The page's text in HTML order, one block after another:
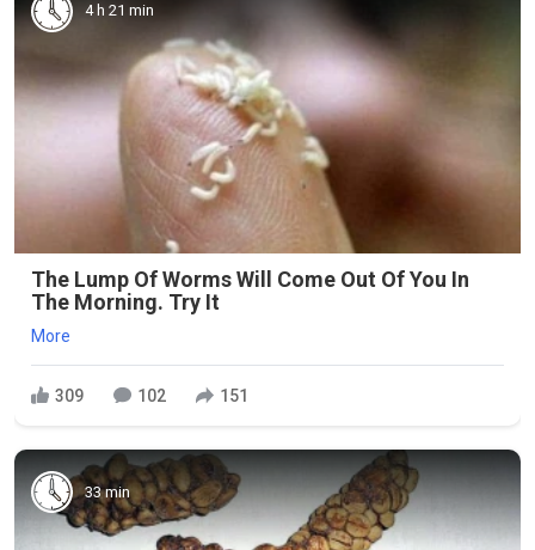
4 h 21 min
The Lump Of Worms Will Come Out Of You In
The Morning. Try It
More
309 102 151
33 min